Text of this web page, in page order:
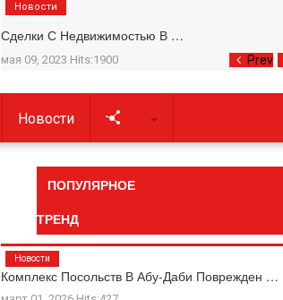
Prev
Сделки С Недвижимостью В …
мая 09, 2023 Hits:1900
Новости
Новости
ПОПУЛЯРНОЕ
ТРЕНД
Комплекс Посольств В Абу-Даби Поврежден …
Новости